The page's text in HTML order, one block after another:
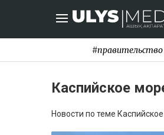
#правительство
Каспийское
Новости по теме